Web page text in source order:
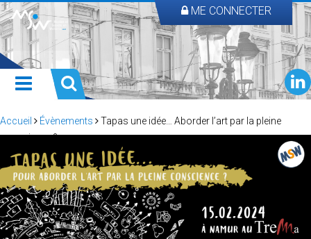
ME CONNECTER
Accueil Évènements
Tapas une idée… Aborder l’art par la pleine
conscience ?